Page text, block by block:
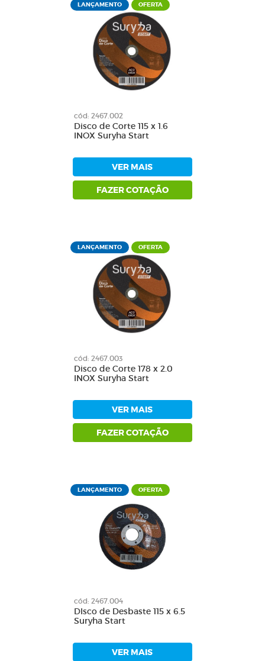
LANÇAMENTO OFERTA
cód: 2467.002
Disco de Corte 115 x 1.6
INOX Suryha Start
VER MAIS
FAZER COTAÇÃO
LANÇAMENTO OFERTA
cód: 2467.003
Disco de Corte 178 x 2.0
INOX Suryha Start
VER MAIS
FAZER COTAÇÃO
LANÇAMENTO OFERTA
cód: 2467.004
DIsco de Desbaste 115 x 6.5
Suryha Start
VER MAIS